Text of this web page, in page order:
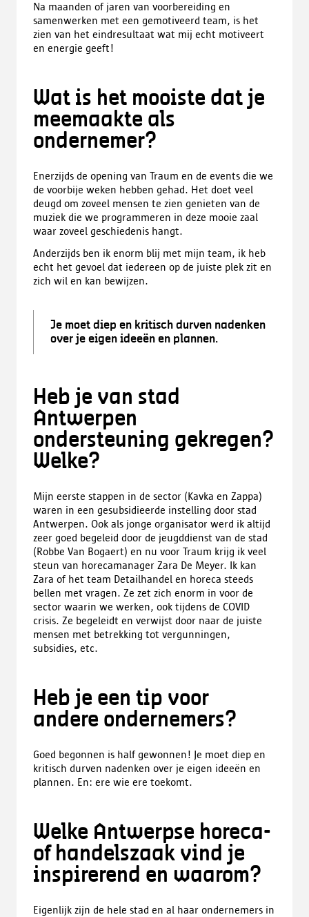
Na maanden of jaren van voorbereiding en
samenwerken met een gemotiveerd team, is het
zien van het eindresultaat wat mij echt motiveert
en energie geeft!
Wat is het mooiste dat je
meemaakte als
ondernemer?
Enerzijds de opening van Traum en de events die we
de voorbije weken hebben gehad. Het doet veel
deugd om zoveel mensen te zien genieten van de
muziek die we programmeren in deze mooie zaal
waar zoveel geschiedenis hangt.
Anderzijds ben ik enorm blij met mijn team, ik heb
echt het gevoel dat iedereen op de juiste plek zit en
zich wil en kan bewijzen.
Je moet diep en kritisch durven nadenken
over je eigen ideeën en plannen.
Heb je van stad
Antwerpen
ondersteuning gekregen?
Welke?
Mijn eerste stappen in de sector (Kavka en Zappa)
waren in een gesubsidieerde instelling door stad
Antwerpen. Ook als jonge organisator werd ik altijd
zeer goed begeleid door de jeugddienst van de stad
(Robbe Van Bogaert) en nu voor Traum krijg ik veel
steun van horecamanager Zara De Meyer. Ik kan
Zara of het team Detailhandel en horeca steeds
bellen met vragen. Ze zet zich enorm in voor de
sector waarin we werken, ook tijdens de COVID
crisis. Ze begeleidt en verwijst door naar de juiste
mensen met betrekking tot vergunningen,
subsidies, etc.
Heb je een tip voor
andere ondernemers?
Goed begonnen is half gewonnen! Je moet diep en
kritisch durven nadenken over je eigen ideeën en
plannen. En: ere wie ere toekomt.
Welke Antwerpse horeca-
of handelszaak vind je
inspirerend en waarom?
Eigenlijk zijn de hele stad en al haar ondernemers in